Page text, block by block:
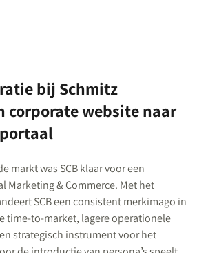
bij Schmitz
corporate website naar
markt was SCB klaar voor een
Marketing & Commerce. Met het
SCB een consistent merkimago in
time-to-market, lagere operationele
strategisch instrument voor het